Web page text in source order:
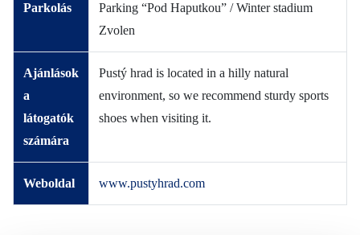
Parkolás
Parking “Pod Haputkou” / Winter stadium
Zvolen
Ajánlások
a
látogatók
számára
Pustý hrad is located in a hilly natural
environment, so we recommend sturdy sports
shoes when visiting it.
Weboldal www.pustyhrad.com